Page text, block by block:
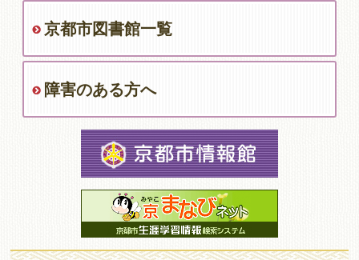
京都市図書館一覧
障害のある方へ